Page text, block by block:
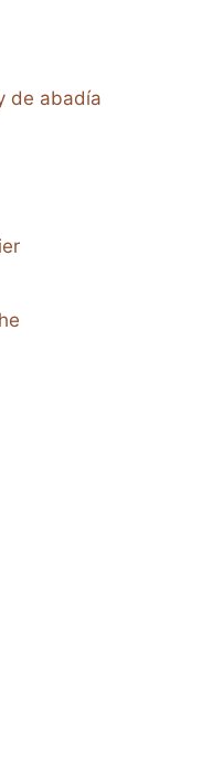
de abadía